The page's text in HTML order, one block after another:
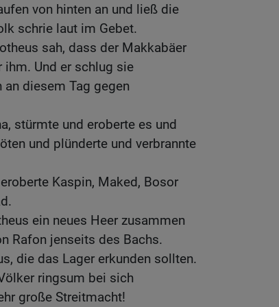
von hinten an und ließ die
schrie laut im Gebet.
sah, dass der Makkabäer
ihm. Und er schlug sie
diesem Tag gegen
stürmte und eroberte es und
und plünderte und verbrannte
Kaspin, Maked, Bosor
ein neues Heer zusammen
Rafon jenseits des Bachs.
die das Lager erkunden sollten.
ringsum bei sich
große Streitmacht!